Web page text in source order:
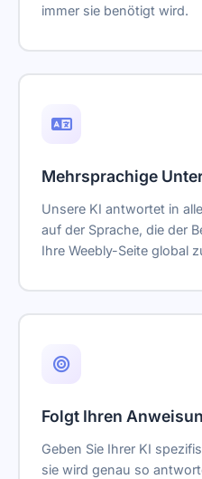
immer sie benötigt wird.
Mehrsprachige
Unsere KI antwortet in
auf der Sprache, die der
Ihre Weebly-Seite global
Folgt Ihren
Geben Sie Ihrer KI
sie wird genau so